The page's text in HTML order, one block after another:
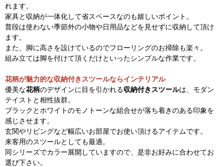
れます。
家具と収納が一体化して省スペースなのも嬉しいポイント。
普段は使わない季節外の小物や日用品などを見せずに収納して頂け
ます。
また、脚に高さを設けているのでフローリングのお掃除も楽々。
組み立ては脚を付けて頂くだけといったシンプルな作業です。
花柄が魅力的な収納付きスツールならインテリアル
優美な花柄のデザインに目を引かれる収納付きスツールは、モダン
テイストと相性抜群。
ブラックとホワイトのモノトーンな組合せが落ち着きのある印象を
感じさせます。
玄関やリビングなど幅広いお部屋でお使い頂けるアイテムです。
来客用のスツールとしても最適。
同シリーズでカラー展開していますので、是非お好みに合わせてお
選び下さい。